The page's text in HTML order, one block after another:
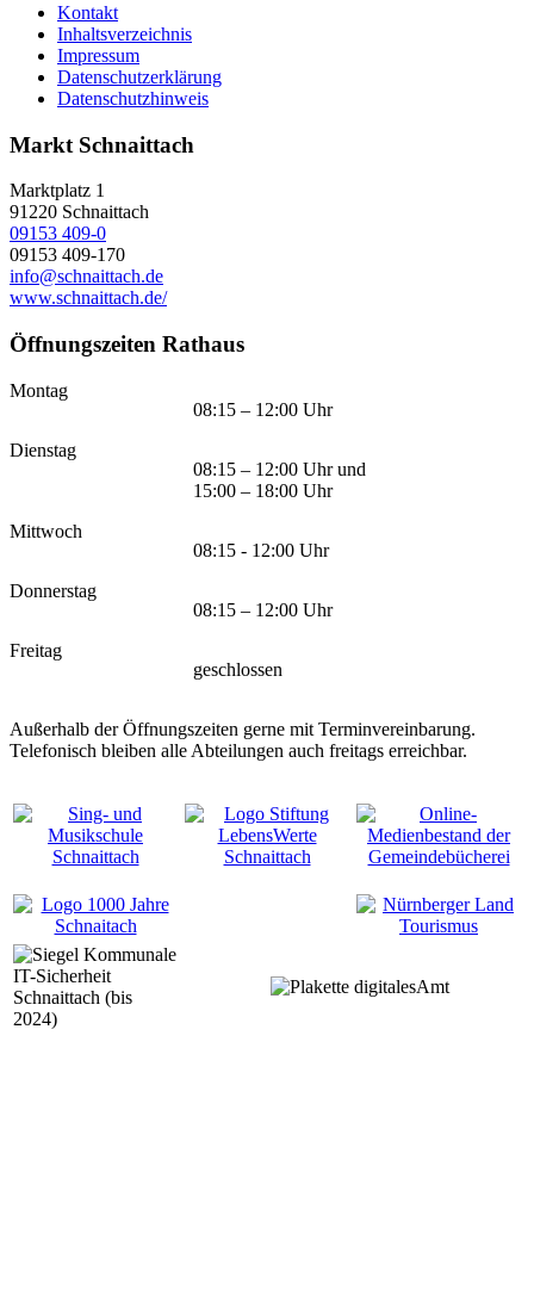
Kontakt
Inhaltsverzeichnis
Impressum
Datenschutzerklärung
Datenschutzhinweis
Markt Schnaittach
Marktplatz 1
91220 Schnaittach
09153 409-0
09153 409-170
info@schnaittach.de
www.schnaittach.de/
Öffnungszeiten Rathaus
Montag
08:15 – 12:00 Uhr
Dienstag
08:15 – 12:00 Uhr und
15:00 – 18:00 Uhr
Mittwoch
08:15 - 12:00 Uhr
Donnerstag
08:15 – 12:00 Uhr
Freitag
geschlossen
Außerhalb der Öffnungszeiten gerne mit Terminvereinbarung.
Telefonisch bleiben alle Abteilungen auch freitags erreichbar.